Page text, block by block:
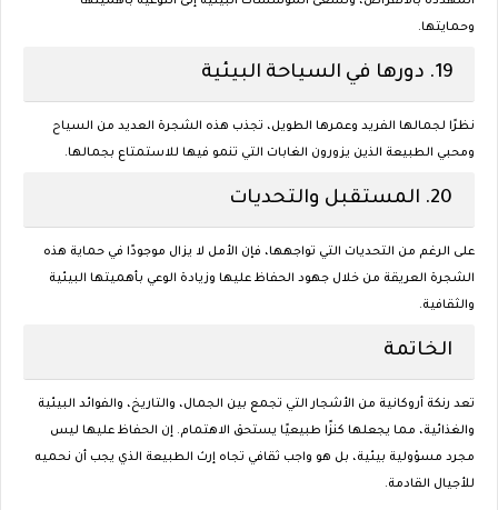
وحمايتها.
19. دورها في السياحة البيئية
نظرًا لجمالها الفريد وعمرها الطويل، تجذب هذه الشجرة العديد من السياح
ومحبي الطبيعة الذين يزورون الغابات التي تنمو فيها للاستمتاع بجمالها.
20. المستقبل والتحديات
على الرغم من التحديات التي تواجهها، فإن الأمل لا يزال موجودًا في حماية هذه
الشجرة العريقة من خلال جهود الحفاظ عليها وزيادة الوعي بأهميتها البيئية
والثقافية.
الخاتمة
تعدرنكة أروكانيةمن الأشجار التي تجمع بين الجمال، والتاريخ، والفوائد البيئية
والغذائية، مما يجعلها كنزًا طبيعيًا يستحق الاهتمام. إن الحفاظ عليها ليس
مجرد مسؤولية بيئية، بل هو واجب ثقافي تجاه إرث الطبيعة الذي يجب أن نحميه
للأجيال القادمة.